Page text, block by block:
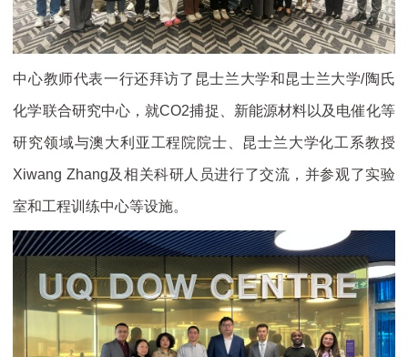
中心教师代表一行还拜访了昆士兰大学和昆士兰大学/陶氏
化学联合研究中心，就CO2捕捉、新能源材料以及电催化等
研究领域与澳大利亚工程院院士、昆士兰大学化工系教授
Xiwang Zhang及相关科研人员进行了交流，并参观了实验
室和工程训练中心等设施。